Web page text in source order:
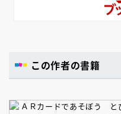
この作者の書籍